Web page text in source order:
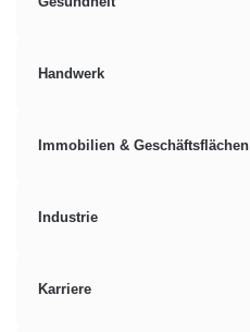
Handwerk
Immobilien & Geschäftsflächen
Industrie
Karriere